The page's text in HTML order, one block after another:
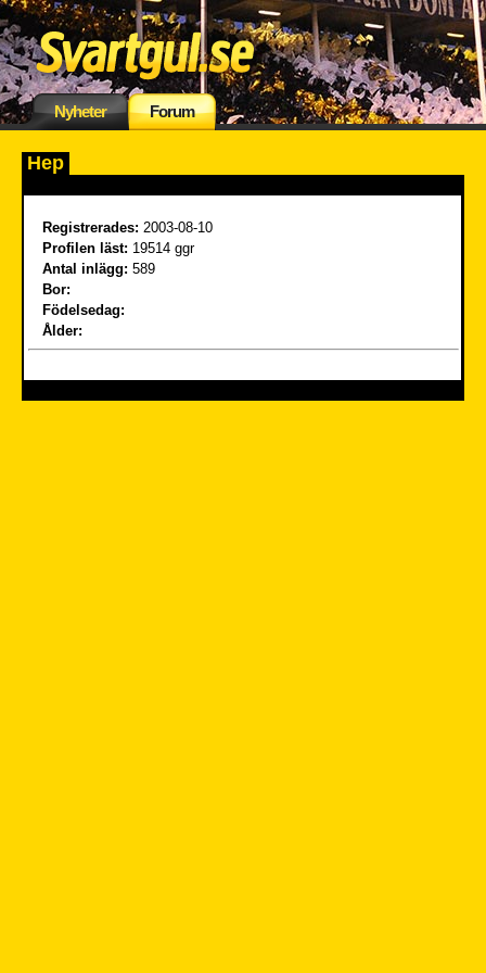
Nyheter Forum
Hep
Registrerades: 2003-08-10
Profilen läst: 19514 ggr
Antal inlägg: 589
Bor:
Födelsedag:
Ålder: